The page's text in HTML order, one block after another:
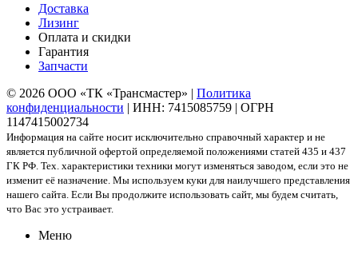
Доставка
Лизинг
Оплата и скидки
Гарантия
Запчасти
© 2026 ООО «ТК «Трансмастер» | Политика
конфиденциальности | ИНН: 7415085759 | ОГРН
1147415002734
Информация на сайте носит исключительно справочный характер и не
является публичной офертой определяемой положениями статей 435 и 437
ГК РФ. Тех. характеристики техники могут изменяться заводом, если это не
изменит её назначение. Мы используем куки для наилучшего представления
нашего сайта. Если Вы продолжите использовать сайт, мы будем считать,
что Вас это устраивает.
Меню